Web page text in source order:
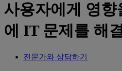
사용자에게 영향
에 IT 문제를 해
전문가와 상담하기